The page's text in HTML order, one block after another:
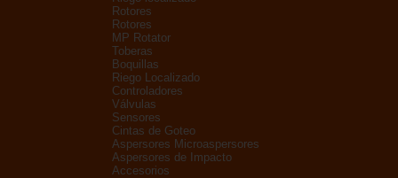
Rotores
Rotores
MP Rotator
Toberas
Boquillas
Riego Localizado
Controladores
Válvulas
Sensores
Cintas de Goteo
Aspersores Microaspersores
Aspersores de Impacto
Accesorios